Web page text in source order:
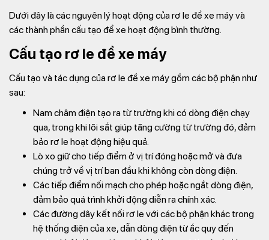
Dưới đây là các nguyên lý hoạt động của rơ le đề xe máy và
các thành phần cấu tạo để xe hoạt động bình thường.
Cấu tạo rơ le đề xe máy
Cấu tạo và tác dụng của rơ le đề xe máy gồm các bộ phận như
sau:
Nam châm điện tạo ra từ trường khi có dòng điện chạy
qua, trong khi lõi sắt giúp tăng cường từ trường đó, đảm
bảo rơ le hoạt động hiệu quả.
Lò xo giữ cho tiếp điểm ở vị trí đóng hoặc mở và đưa
chúng trở về vị trí ban đầu khi không còn dòng điện.
Các tiếp điểm nối mạch cho phép hoặc ngắt dòng điện,
đảm bảo quá trình khởi động diễn ra chính xác.
Các đường dây kết nối rơ le với các bộ phận khác trong
hệ thống điện của xe, dẫn dòng điện từ ắc quy đến